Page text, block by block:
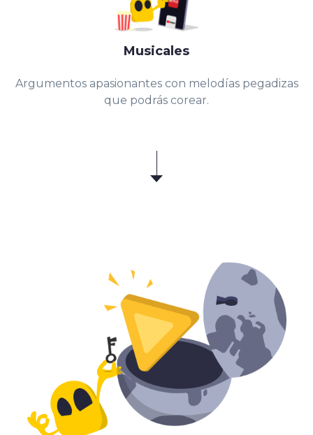
Musicales
Argumentos apasionantes con melodías pegadizas
que podrás corear.